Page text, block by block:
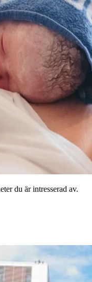
du är intresserad av.